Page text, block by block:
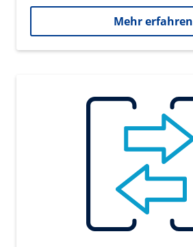
Mehr erfahren